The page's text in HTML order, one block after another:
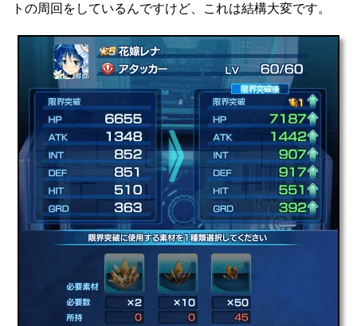
トの周回をしているんですけど、これは結構大変です。